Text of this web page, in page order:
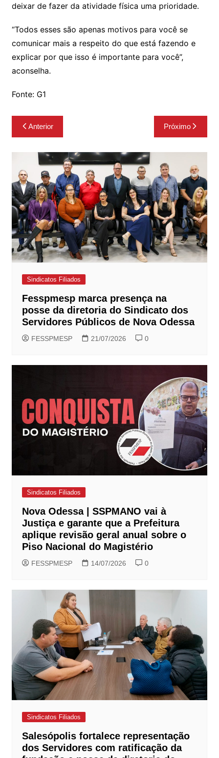
deixar de fazer da atividade física uma prioridade.
“Todos esses são apenas motivos para você se
comunicar mais a respeito do que está fazendo e
explicar por que isso é importante para você”,
aconselha.
Fonte: G1
Navegação
de
Post
Anterior Próximo
Sindicatos Filiados
Fesspmesp marca presença na
posse da diretoria do Sindicato dos
Servidores Públicos de Nova Odessa
FESSPMESP 21/07/2026 0
Sindicatos Filiados
Nova Odessa | SSPMANO vai à
Justiça e garante que a Prefeitura
aplique revisão geral anual sobre o
Piso Nacional do Magistério
FESSPMESP 14/07/2026 0
Sindicatos Filiados
Salesópolis fortalece representação
dos Servidores com ratificação da